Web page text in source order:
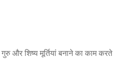
और शिष्य मूर्तियां बनाने का काम करते